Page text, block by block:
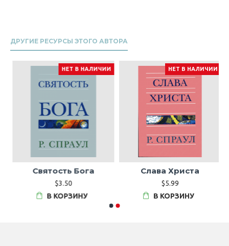
ДРУГИЕ РЕСУРСЫ ЭТОГО АВТОРА
НЕТ В НАЛИЧИИ
Святость Бога
$3.50
В КОРЗИНУ
НЕТ В НАЛИЧИИ
Слава Христа
$5.99
В КОРЗИНУ